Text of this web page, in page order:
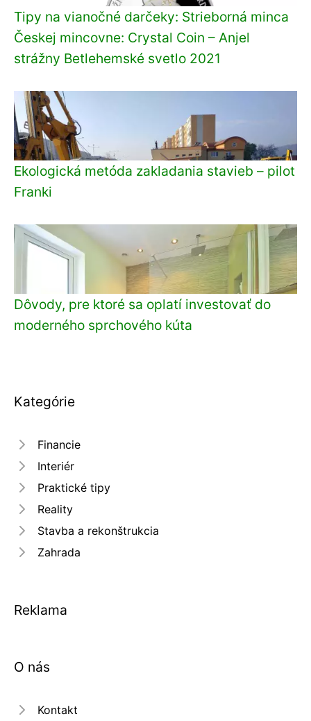
Tipy na vianočné darčeky: Strieborná minca
Českej mincovne: Crystal Coin – Anjel
strážny Betlehemské svetlo 2021
Ekologická metóda zakladania stavieb – pilot
Franki
Dôvody, pre ktoré sa oplatí investovať do
moderného sprchového kúta
Kategórie
Financie
Interiér
Praktické tipy
Reality
Stavba a rekonštrukcia
Zahrada
Reklama
O nás
Kontakt